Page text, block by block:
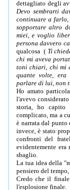
dettagliato degli
Devo sembrarti
continuare a farlo,
sopportare altro
miei, e voglio
persona davvero
qualcosa ( Ti
chi mi aveva
toni chiari, chi mi
quante volte, era
parlare di lui, non
Ho amato
l'avevo
storia, ho
complicato, ma a
è narrata dal
invece, è stato
confronti del
evidentemente
sbaglio.
La tua idea della
pensiero del
Credo che il
l'esplosione finale.